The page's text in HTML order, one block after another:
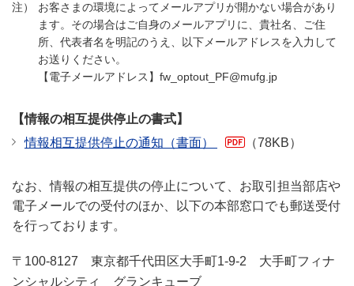
お客さまの環境によってメールアプリが開かない場合があり
ます。その場合はご自身のメールアプリに、貴社名、ご住
所、代表者名を明記のうえ、以下メールアドレスを入力して
お送りください。
【電子メールアドレス】fw_optout_PF@mufg.jp
【情報の相互提供停止の書式】
情報相互提供停止の通知（書面）
（78KB）
なお、情報の相互提供の停止について、お取引担当部店や
電子メールでの受付のほか、以下の本部窓口でも郵送受付
を行っております。
〒100-8127 東京都千代田区大手町1-9-2 大手町フィナ
ンシャルシティ グランキューブ